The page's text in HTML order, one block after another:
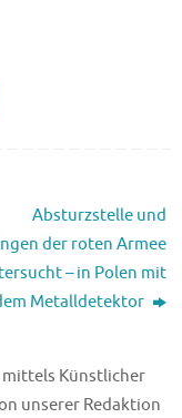
Absturzstelle und
der roten Armee
– in Polen mit
Metalldetektor
Künstlicher
unserer Redaktion